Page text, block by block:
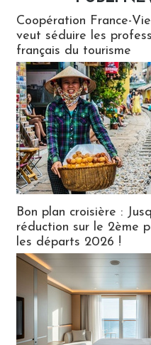
Coopération France-
veut séduire les
français du tourisme
Bon plan croisière :
réduction sur le 2ème
les départs 2026 !